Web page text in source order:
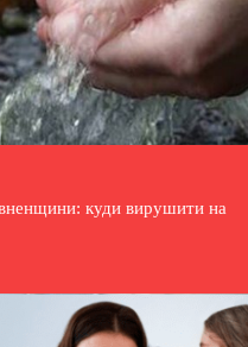
куди вирушити на